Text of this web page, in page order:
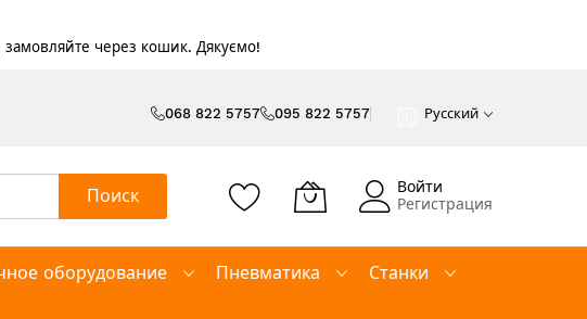
замовляйте через кошик. Дякуємо!
068 822 5757 095 822 5757 Русский
Поиск
Войти
Регистрация
оборудование Пневматика
Станки